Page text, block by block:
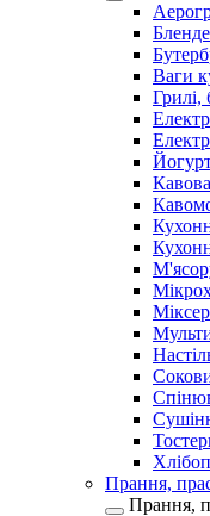
Ваги
Грилі,
Прання,
Прання,